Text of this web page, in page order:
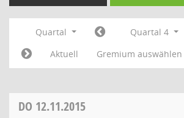
Quartal Quartal 4
Aktuell
Gremium auswählen
DO 12.11.2015